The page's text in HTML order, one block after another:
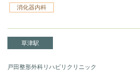
消化器内科
草津駅
戸田整形外科リハビリクリニック